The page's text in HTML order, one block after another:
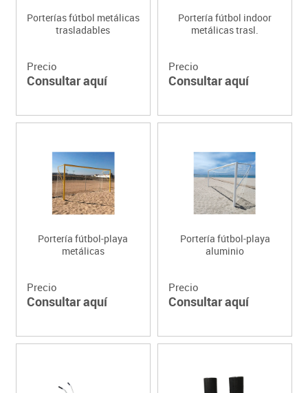
Porterías fútbol metálicas
trasladables
Precio
Consultar aquí
Portería fútbol indoor
metálicas trasl.
Precio
Consultar aquí
Portería fútbol-playa
metálicas
Precio
Consultar aquí
Portería fútbol-playa
aluminio
Precio
Consultar aquí